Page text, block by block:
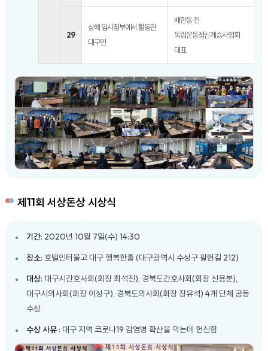
29
상해 임시정부에서 활동한
대구인
배한동 전
독립운동정신계승사업회
대표
제11회 서상돈상 시상식
기간: 2020년 10월 7일(수) 14:30
장소: 호텔인터불고 대구 행복한홀 (대구광역시 수성구 팔현길 212)
대상: 대구시간호사회(회장 최석진), 경북도간호사회(회장 신용분),
대구시의사회(회장 이성구), 경북도의사회(회장 장유석) 4개 단체 공동
수상
수상 사유: 대구 지역 코로나19 감염병 확산을 막는데 헌신함